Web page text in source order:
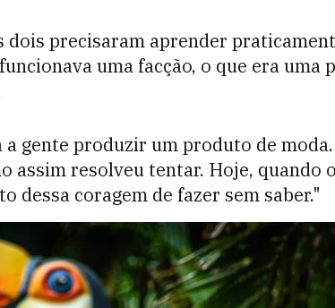
dois precisaram aprender
uma facção, o que era uma
gente produzir um produto de
assim resolveu tentar. Hoje, quando
dessa coragem de fazer sem saber."